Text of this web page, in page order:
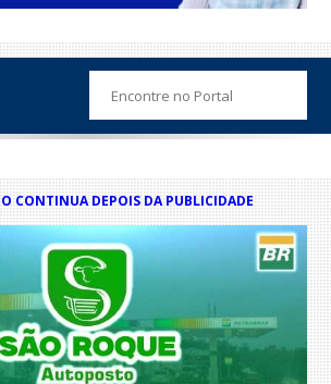
CONTINUA DEPOIS DA PUBLICIDADE